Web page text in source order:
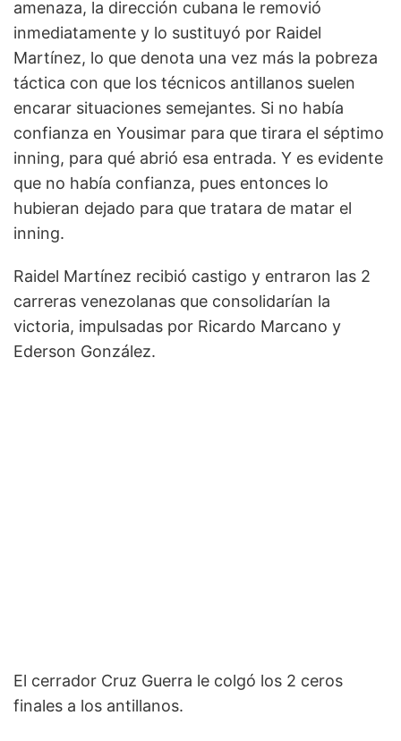
amenaza, la dirección cubana le removió
inmediatamente y lo sustituyó por Raidel
Martínez, lo que denota una vez más la pobreza
táctica con que los técnicos antillanos suelen
encarar situaciones semejantes. Si no había
confianza en Yousimar para que tirara el séptimo
inning, para qué abrió esa entrada. Y es evidente
que no había confianza, pues entonces lo
hubieran dejado para que tratara de matar el
inning.
Raidel Martínez recibió castigo y entraron las 2
carreras venezolanas que consolidarían la
victoria, impulsadas por Ricardo Marcano y
Ederson González.
El cerrador Cruz Guerra le colgó los 2 ceros
finales a los antillanos.